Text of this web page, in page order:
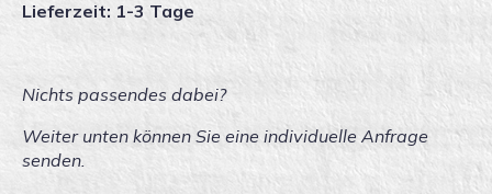
Lieferzeit: 1-3 Tage
Nichts passendes dabei?
Weiter unten können Sie eine individuelle Anfrage
senden.